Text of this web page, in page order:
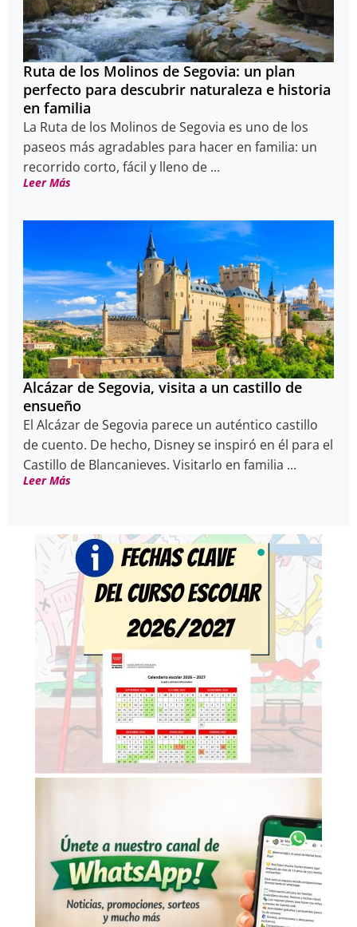
Ruta de los Molinos de Segovia: un plan
perfecto para descubrir naturaleza e historia
en familia
La Ruta de los Molinos de Segovia es uno de los
paseos más agradables para hacer en familia: un
recorrido corto, fácil y lleno de ...
Leer Más
Alcázar de Segovia, visita a un castillo de
ensueño
El Alcázar de Segovia parece un auténtico castillo
de cuento. De hecho, Disney se inspiró en él para el
Castillo de Blancanieves. Visitarlo en familia ...
Leer Más